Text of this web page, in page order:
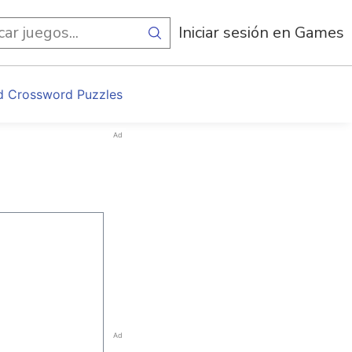
Iniciar sesión en Games
Crossword Puzzles
Ad
Ad